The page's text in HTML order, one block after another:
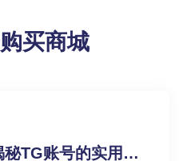
买商城
TG账号的实用优